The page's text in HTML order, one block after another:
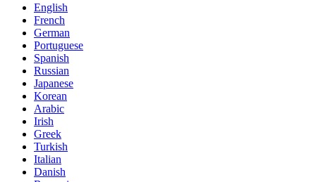
English
French
German
Portuguese
Spanish
Russian
Japanese
Korean
Arabic
Irish
Greek
Turkish
Italian
Danish